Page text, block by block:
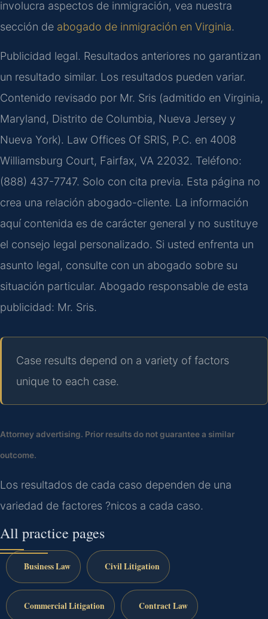
involucra aspectos de inmigración, vea nuestra
sección de abogado de inmigración en Virginia.
Publicidad legal. Resultados anteriores no garantizan
un resultado similar. Los resultados pueden variar.
Contenido revisado por Mr. Sris (admitido en Virginia,
Maryland, Distrito de Columbia, Nueva Jersey y
Nueva York). Law Offices Of SRIS, P.C. en 4008
Williamsburg Court, Fairfax, VA 22032. Teléfono:
(888) 437-7747. Solo con cita previa. Esta página no
crea una relación abogado-cliente. La información
aquí contenida es de carácter general y no sustituye
el consejo legal personalizado. Si usted enfrenta un
asunto legal, consulte con un abogado sobre su
situación particular. Abogado responsable de esta
publicidad: Mr. Sris.
Case results depend on a variety of factors
unique to each case.
Attorney advertising. Prior results do not guarantee a similar
outcome.
Los resultados de cada caso dependen de una
variedad de factores ?nicos a cada caso.
All practice pages
Business Law Civil Litigation
Commercial Litigation Contract Law